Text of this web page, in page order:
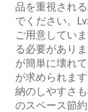
品を重視され
でください。
ご用意してい
る必要があり
が簡単に壊れ
が求められま
納のしやすさ
のスペース節